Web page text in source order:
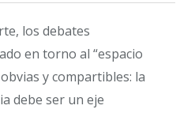
los debates
en torno al “espacio
y compartibles: la
debe ser un eje